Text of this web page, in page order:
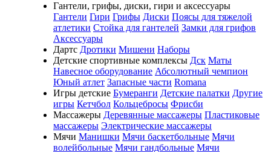
Гантели, грифы, диски, гири и аксессуары
Гантели Гири Грифы Диски Поясы для тяжелой
атлетики Стойка для гантелей Замки для грифов
Аксессуары
Дартс Дротики Мишени Наборы
Детские спортивные комплексы Дск Маты
Навесное оборудование Абсолютный чемпион
Юный атлет Запасные части Romana
Игры детские Бумеранги Детские палатки Другие
игры Кетчбол Кольцебросы Фрисби
Массажеры Деревянные массажеры Пластиковые
массажеры Электрические массажеры
Мячи Манишки Мячи баскетбольные Мячи
волейбольные Мячи гандбольные Мячи